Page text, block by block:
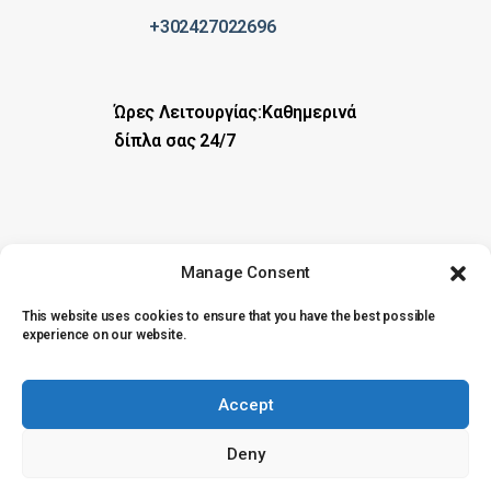
Manage Consent
This website uses cookies to ensure that you have the best possible
experience on our website.
Accept
Deny
+302427022696
Ώρες Λειτουργίας:Καθημερινά
δίπλα σας 24/7
Skiathos Fine Cars All Rights
Reserved.